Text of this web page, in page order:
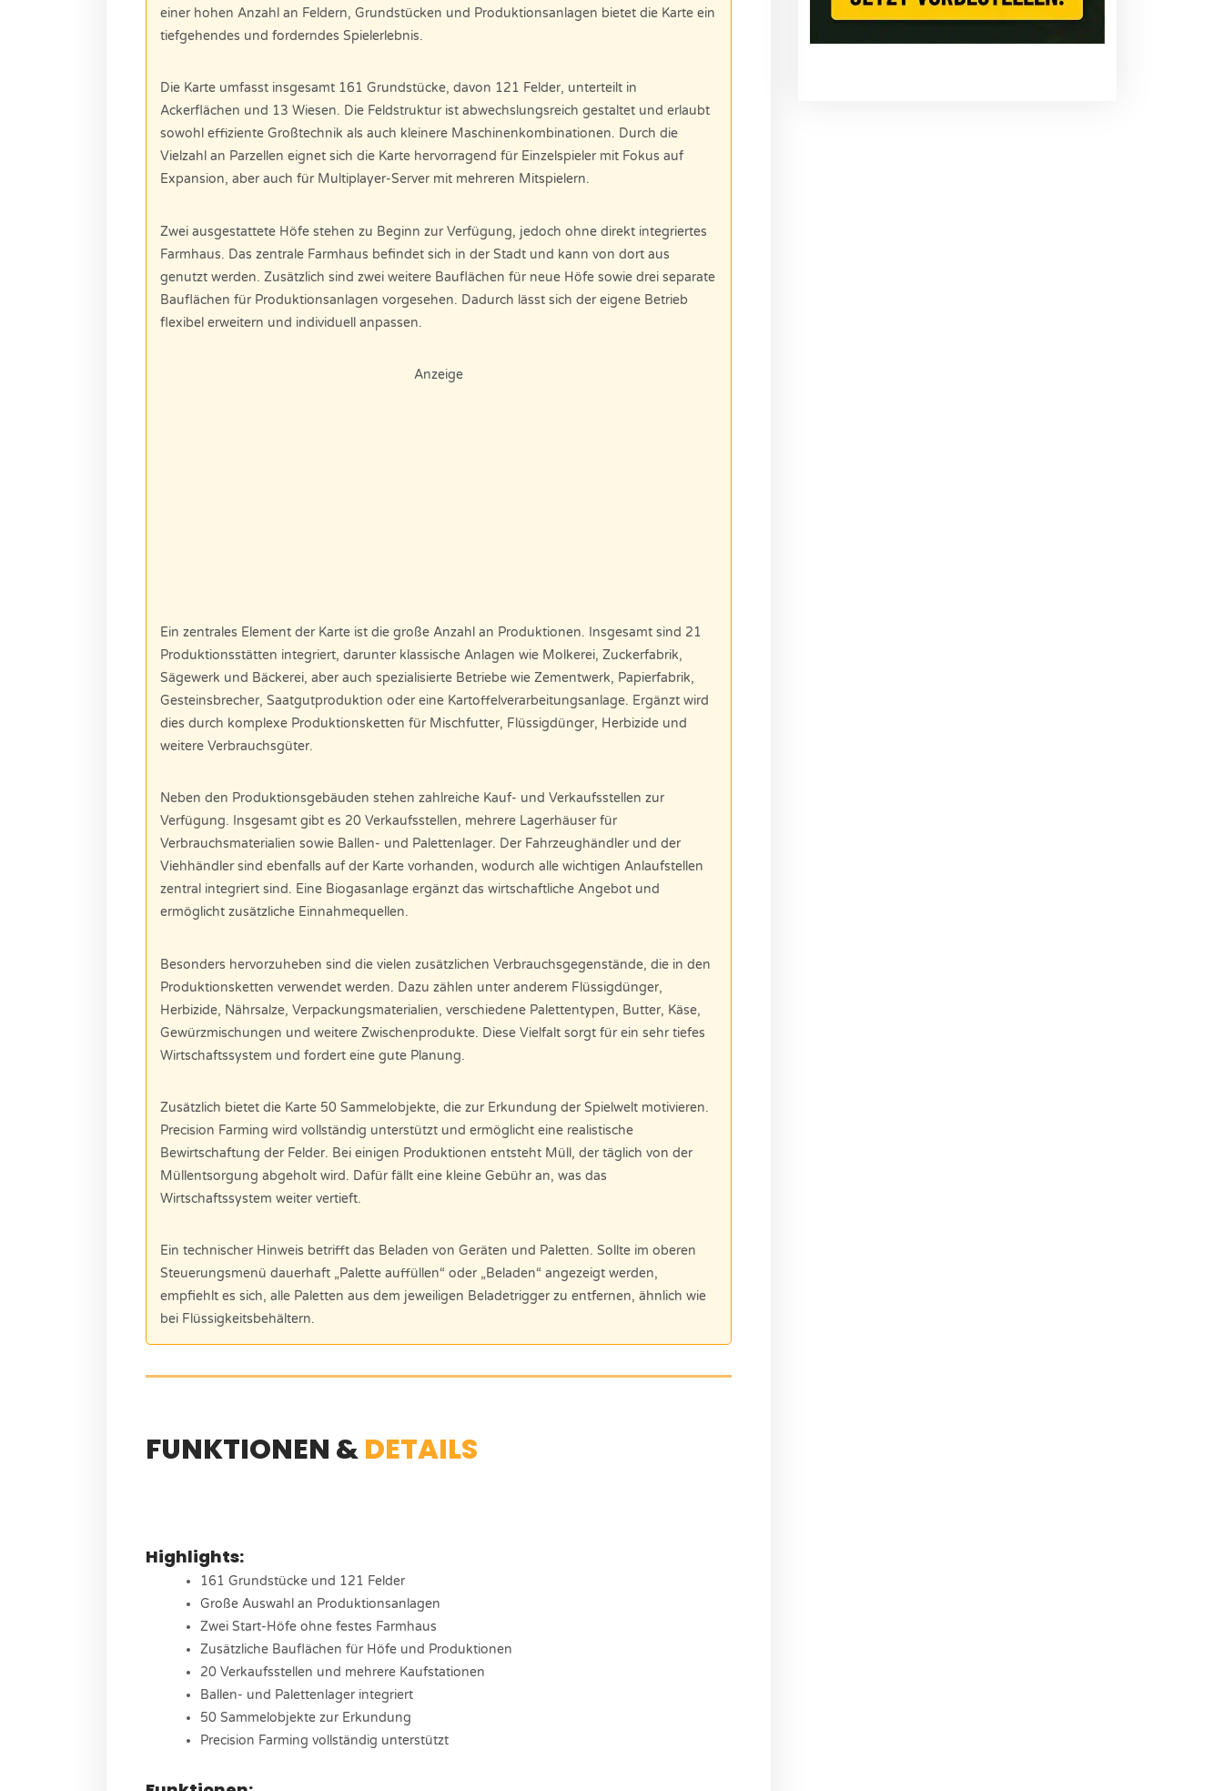
einer hohen Anzahl an Feldern, Grundstücken und Produktionsanlagen bietet die Karte ein
tiefgehendes und forderndes Spielerlebnis.
Die Karte umfasst insgesamt 161 Grundstücke, davon 121 Felder, unterteilt in
Ackerflächen und 13 Wiesen. Die Feldstruktur ist abwechslungsreich gestaltet und erlaubt
sowohl effiziente Großtechnik als auch kleinere Maschinenkombinationen. Durch die
Vielzahl an Parzellen eignet sich die Karte hervorragend für Einzelspieler mit Fokus auf
Expansion, aber auch für Multiplayer-Server mit mehreren Mitspielern.
Zwei ausgestattete Höfe stehen zu Beginn zur Verfügung, jedoch ohne direkt integriertes
Farmhaus. Das zentrale Farmhaus befindet sich in der Stadt und kann von dort aus
genutzt werden. Zusätzlich sind zwei weitere Bauflächen für neue Höfe sowie drei separate
Bauflächen für Produktionsanlagen vorgesehen. Dadurch lässt sich der eigene Betrieb
flexibel erweitern und individuell anpassen.
Anzeige
Ein zentrales Element der Karte ist die große Anzahl an Produktionen. Insgesamt sind 21
Produktionsstätten integriert, darunter klassische Anlagen wie Molkerei, Zuckerfabrik,
Sägewerk und Bäckerei, aber auch spezialisierte Betriebe wie Zementwerk, Papierfabrik,
Gesteinsbrecher, Saatgutproduktion oder eine Kartoffelverarbeitungsanlage. Ergänzt wird
dies durch komplexe Produktionsketten für Mischfutter, Flüssigdünger, Herbizide und
weitere Verbrauchsgüter.
Neben den Produktionsgebäuden stehen zahlreiche Kauf- und Verkaufsstellen zur
Verfügung. Insgesamt gibt es 20 Verkaufsstellen, mehrere Lagerhäuser für
Verbrauchsmaterialien sowie Ballen- und Palettenlager. Der Fahrzeughändler und der
Viehhändler sind ebenfalls auf der Karte vorhanden, wodurch alle wichtigen Anlaufstellen
zentral integriert sind. Eine Biogasanlage ergänzt das wirtschaftliche Angebot und
ermöglicht zusätzliche Einnahmequellen.
Besonders hervorzuheben sind die vielen zusätzlichen Verbrauchsgegenstände, die in den
Produktionsketten verwendet werden. Dazu zählen unter anderem Flüssigdünger,
Herbizide, Nährsalze, Verpackungsmaterialien, verschiedene Palettentypen, Butter, Käse,
Gewürzmischungen und weitere Zwischenprodukte. Diese Vielfalt sorgt für ein sehr tiefes
Wirtschaftssystem und fordert eine gute Planung.
Zusätzlich bietet die Karte 50 Sammelobjekte, die zur Erkundung der Spielwelt motivieren.
Precision Farming wird vollständig unterstützt und ermöglicht eine realistische
Bewirtschaftung der Felder. Bei einigen Produktionen entsteht Müll, der täglich von der
Müllentsorgung abgeholt wird. Dafür fällt eine kleine Gebühr an, was das
Wirtschaftssystem weiter vertieft.
Ein technischer Hinweis betrifft das Beladen von Geräten und Paletten. Sollte im oberen
Steuerungsmenü dauerhaft „Palette auffüllen“ oder „Beladen“ angezeigt werden,
empfiehlt es sich, alle Paletten aus dem jeweiligen Beladetrigger zu entfernen, ähnlich wie
bei Flüssigkeitsbehältern.
FUNKTIONEN &DETAILS
Highlights:
161 Grundstücke und 121 Felder
Große Auswahl an Produktionsanlagen
Zwei Start-Höfe ohne festes Farmhaus
Zusätzliche Bauflächen für Höfe und Produktionen
20 Verkaufsstellen und mehrere Kaufstationen
Ballen- und Palettenlager integriert
50 Sammelobjekte zur Erkundung
Precision Farming vollständig unterstützt